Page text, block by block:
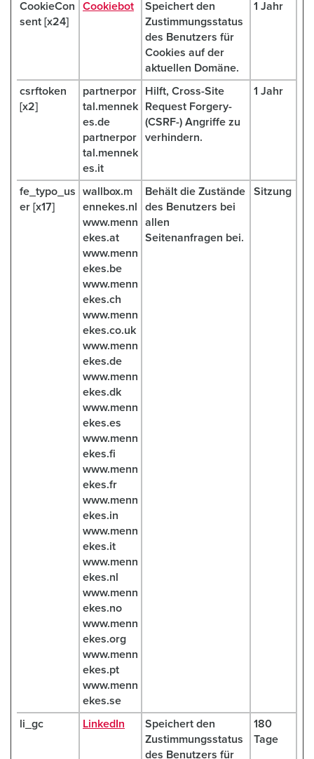
CookieCon
sent [x24]
Cookiebot
Speichert den
Zustimmungsstatus
des Benutzers für
Cookies auf der
aktuellen Domäne.
1 Jahr
csrftoken
[x2]
partnerpor
tal.mennek
es.de
partnerpor
tal.mennek
es.it
Hilft, Cross-Site
Request Forgery-
(CSRF-) Angriffe zu
verhindern.
1 Jahr
fe_typo_us
er [x17]
wallbox.m
ennekes.nl
www.menn
ekes.at
www.menn
ekes.be
www.menn
ekes.ch
www.menn
ekes.co.uk
www.menn
ekes.de
www.menn
ekes.dk
www.menn
ekes.es
www.menn
ekes.fi
www.menn
ekes.fr
www.menn
ekes.in
www.menn
ekes.it
www.menn
ekes.nl
www.menn
ekes.no
www.menn
ekes.org
www.menn
ekes.pt
www.menn
ekes.se
Behält die Zustände
des Benutzers bei
allen
Seitenanfragen bei.
Sitzung
li_gc LinkedIn
Speichert den
Zustimmungsstatus
des Benutzers für
180
Tage